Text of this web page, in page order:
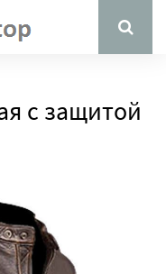
с защитой